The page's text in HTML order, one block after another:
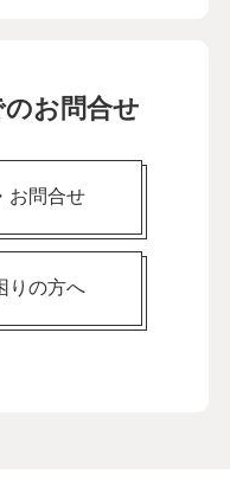
お問合せ
お問合せ
りの方へ